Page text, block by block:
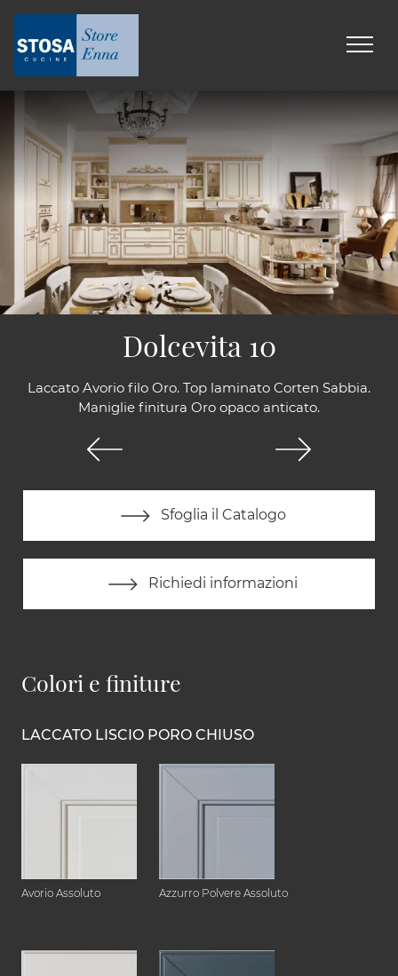
Laccato Avorio filo Oro. Top laminato Corten Sabbia.
Maniglie finitura Oro opaco anticato.
Sfoglia il Catalogo
Richiedi informazioni
Dolcevita 10
Colori e finiture
LACCATO LISCIO PORO CHIUSO
Avorio Assoluto Azzurro Polvere Assoluto